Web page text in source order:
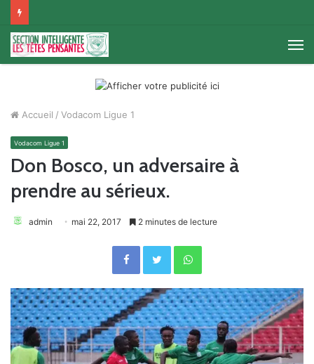
Accueil / Vodacom Ligue 1
Vodacom Ligue 1
Don Bosco, un adversaire à
prendre au sérieux.
admin mai 22, 2017 2 minutes de lecture
FacebookTwitterWhatsApp